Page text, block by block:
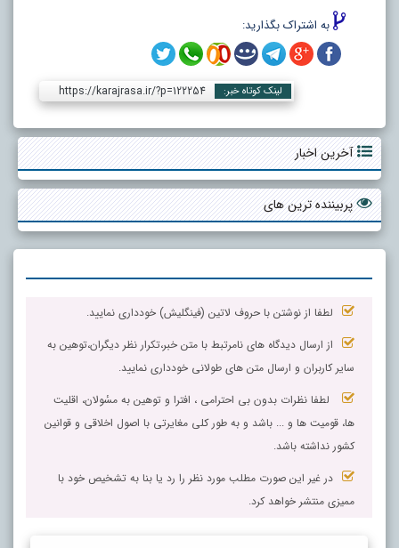
به اشتراک بگذارید:
لینک کوتاه خبر: https://karajrasa.ir/?p=122254
آخرین اخبار
پربیننده ترین های
لطفا از نوشتن با حروف لاتین (فینگلیش) خودداری نمایید.
از ارسال دیدگاه های نامرتبط با متن خبر،تکرار نظر دیگران،توهین به
سایر کاربران و ارسال متن های طولانی خودداری نمایید.
لطفا نظرات بدون بی احترامی ، افترا و توهین به مسٔولان، اقلیت
ها، قومیت ها و ... باشد و به طور کلی مغایرتی با اصول اخلاقی و قوانین
کشور نداشته باشد.
در غیر این صورت مطلب مورد نظر را رد یا بنا به تشخیص خود با
ممیزی منتشر خواهد کرد.